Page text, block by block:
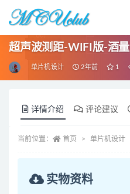
超声波测距-WIFI版-酒量
单片机设计 2年前 1
详情介绍 评论建议
当前位置： 首页 单片机设计
实物资料